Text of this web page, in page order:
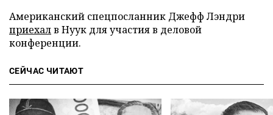
Американский спецпосланник Джефф Лэндри
приехалв Нуук для участия в деловой
конференции.
СЕЙЧАС ЧИТАЮТ